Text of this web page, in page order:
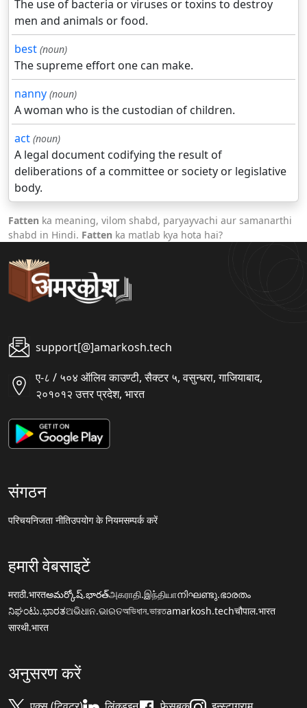
The use of bacteria or viruses or toxins to destroy
men and animals or food.
best (noun)
The supreme effort one can make.
nanny (noun)
A woman who is the custodian of children.
act (noun)
A legal document codifying the result of
deliberations of a committee or society or legislative
body.
Fatten ka meaning, vilom shabd, paryayvachi aur samanarthi
shabd in Hindi. Fatten ka matlab kya hota hai?
support[@]amarkosh.tech
ए-८ / ५०४ ऑलिव काउण्टी, सैक्टर ५, वसुन्धरा, गाजियाबाद,
२०१०१२ उत्तर प्रदेश, भारत
संगठन
परिचयनिजता नीतिउपयोग के नियमसम्पर्क करें
हमारी वेबसाइटें
मराठी.भारतఅమర్కోష్.భారత్அகராதி.இந்தியாനിഘണ്ടു.ഭാരതം
ನಿಘಂಟು.ಭಾರತଅଭିଧାନ.ଭାରତঅভিধান.ভারতamarkosh.techचौपाल.भारत
सारथी.भारत
अनुसरण करें